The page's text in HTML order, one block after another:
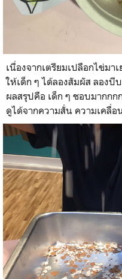
เนื่องจากเตรียมเปลือกไข่มา
ให้เด็ก ๆ ได้ลองสัมผัส ลองบี
ผลสรุปคือ เด็ก ๆ ชอบมากกก
ดูได้จากความสั่น ความเคลื่